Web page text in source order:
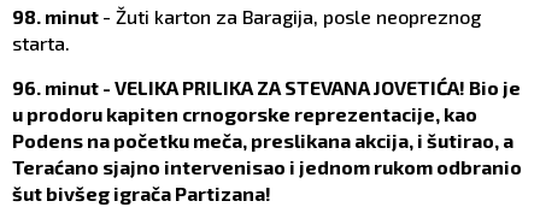
98. minut - Žuti karton za Baragija, posle neopreznog
starta.
96. minut - VELIKA PRILIKA ZA STEVANA JOVETIĆA! Bio je
u prodoru kapiten crnogorske reprezentacije, kao
Podens na početku meča, preslikana akcija, i šutirao, a
Teraćano sjajno intervenisao i jednom rukom odbranio
šut bivšeg igrača Partizana!